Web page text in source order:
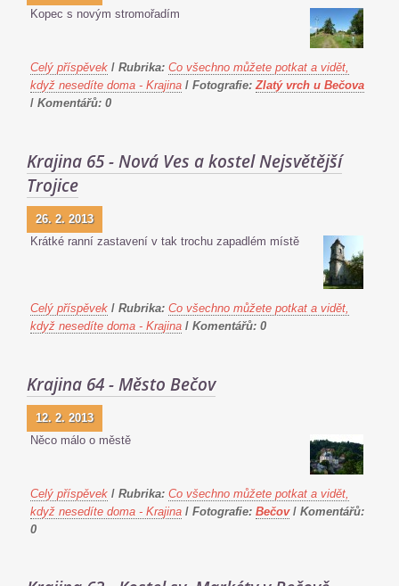
Kopec s novým stromořadím
Celý příspěvek / Rubrika: Co všechno můžete potkat a vidět,
když nesedíte doma - Krajina / Fotografie: Zlatý vrch u Bečova
/ Komentářů: 0
Krajina 65 - Nová Ves a kostel Nejsvětější
Trojice
26. 2. 2013
Krátké ranní zastavení v tak trochu zapadlém místě
Celý příspěvek / Rubrika: Co všechno můžete potkat a vidět,
když nesedíte doma - Krajina / Komentářů: 0
Krajina 64 - Město Bečov
12. 2. 2013
Něco málo o městě
Celý příspěvek / Rubrika: Co všechno můžete potkat a vidět,
když nesedíte doma - Krajina / Fotografie: Bečov / Komentářů:
0